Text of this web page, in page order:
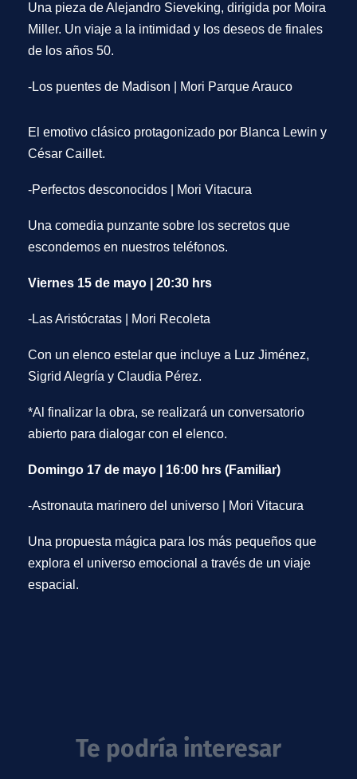
Una pieza de Alejandro Sieveking, dirigida por Moira
Miller. Un viaje a la intimidad y los deseos de finales
de los años 50.
-Los puentes de Madison Mori Parque Arauco
El emotivo clásico protagonizado por Blanca Lewin y
César Caillet.
-Perfectos desconocidos Mori Vitacura
Una comedia punzante sobre los secretos que
escondemos en nuestros teléfonos.
Viernes 15 de mayo | 20:30 hrs
-Las Aristócratas Mori Recoleta
Con un elenco estelar que incluye a Luz Jiménez,
Sigrid Alegría y Claudia Pérez.
*Al finalizar la obra, se realizará un conversatorio
abierto para dialogar con el elenco.
Domingo 17 de mayo | 16:00 hrs (Familiar)
-Astronauta marinero del universo Mori Vitacura
Una propuesta mágica para los más pequeños que
explora el universo emocional a través de un viaje
espacial.
Te podría interesar